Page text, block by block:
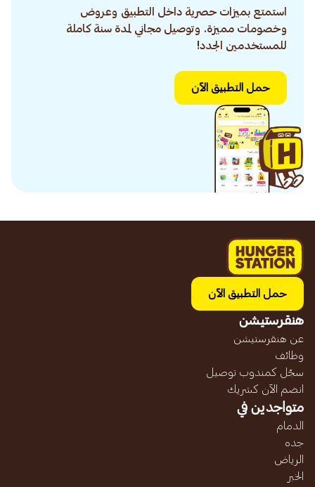
استمتع بميزات حصرية داخل التطبيق وعروض
وخصومات مميزة. وتوصيل مجاني لمدة سنة كاملة
للمستخدمين الجدد!
حمل التطبيق الآن
حمل التطبيق الآن
هنقرستيشن
عن هنقرستيشن
وظائف
سجّل كمندوب توصيل
انضم الآن كشريك
متواجدين في
الدمام
جده
الرياض
الخبر